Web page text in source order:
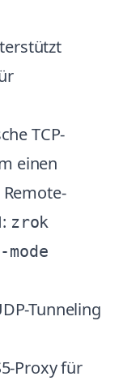
TCP-
einen
zrok
Tunneling
Proxy für